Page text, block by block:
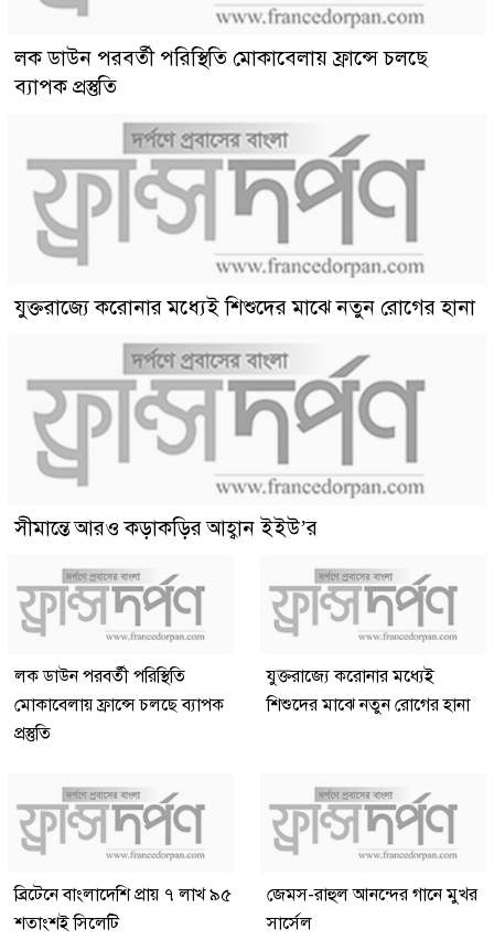
লক ডাউন পরবর্তী পরিস্থিতি মোকাবেলায় ফ্রান্সে চলছে
ব্যাপক প্রস্তুতি
যুক্তরাজ্যে করোনার মধ্যেই শিশুদের মাঝে নতুন রোগের হানা
সীমান্তে আরও কড়াকড়ির আহ্বান ইইউ’র
লক ডাউন পরবর্তী পরিস্থিতি
মোকাবেলায় ফ্রান্সে চলছে ব্যাপক
প্রস্তুতি
যুক্তরাজ্যে করোনার মধ্যেই
শিশুদের মাঝে নতুন রোগের হানা
ব্রিটেনে বাংলাদেশি প্রায় ৭ লাখ ৯৫
শতাংশই সিলেটি
জেমস-রাহুল আনন্দের গানে মুখর
সার্সেল